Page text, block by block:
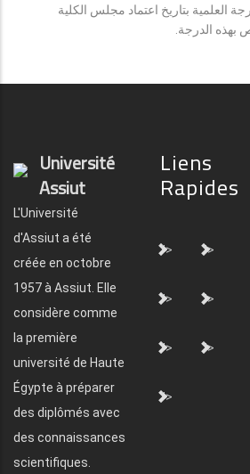
العلمية بتاريخ اعتماد مجلس الكلية
بهذه الدرجة.
Université
Assiut
L'Université
d'Assiut a été
créée en octobre
1957 à Assiut. Elle
considère comme
la première
université de Haute
Égypte à préparer
des diplômés avec
des connaissances
scientifiques.
Liens
Rapides
"> ">
"> ">
"> ">
">